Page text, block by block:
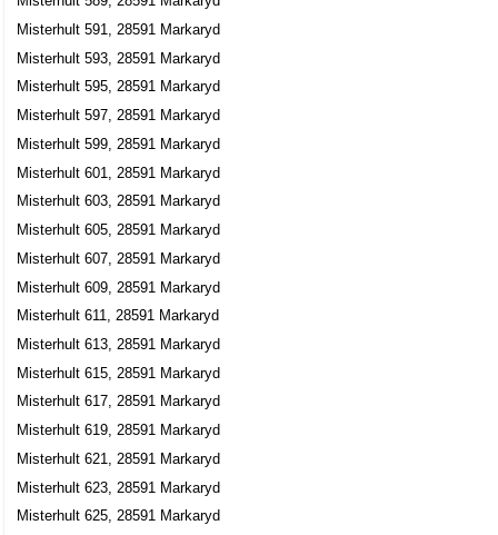
Misterhult 591, 28591 Markaryd
Misterhult 593, 28591 Markaryd
Misterhult 595, 28591 Markaryd
Misterhult 597, 28591 Markaryd
Misterhult 599, 28591 Markaryd
Misterhult 601, 28591 Markaryd
Misterhult 603, 28591 Markaryd
Misterhult 605, 28591 Markaryd
Misterhult 607, 28591 Markaryd
Misterhult 609, 28591 Markaryd
Misterhult 611, 28591 Markaryd
Misterhult 613, 28591 Markaryd
Misterhult 615, 28591 Markaryd
Misterhult 617, 28591 Markaryd
Misterhult 619, 28591 Markaryd
Misterhult 621, 28591 Markaryd
Misterhult 623, 28591 Markaryd
Misterhult 625, 28591 Markaryd